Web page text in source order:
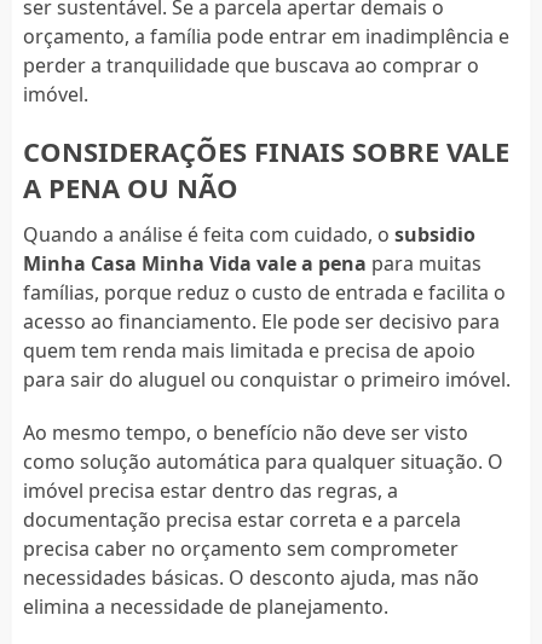
ser sustentável. Se a parcela apertar demais o
orçamento, a família pode entrar em inadimplência e
perder a tranquilidade que buscava ao comprar o
imóvel.
CONSIDERAÇÕES FINAIS SOBRE VALE
A PENA OU NÃO
Quando a análise é feita com cuidado, o subsidio
Minha Casa Minha Vida vale a pena para muitas
famílias, porque reduz o custo de entrada e facilita o
acesso ao financiamento. Ele pode ser decisivo para
quem tem renda mais limitada e precisa de apoio
para sair do aluguel ou conquistar o primeiro imóvel.
Ao mesmo tempo, o benefício não deve ser visto
como solução automática para qualquer situação. O
imóvel precisa estar dentro das regras, a
documentação precisa estar correta e a parcela
precisa caber no orçamento sem comprometer
necessidades básicas. O desconto ajuda, mas não
elimina a necessidade de planejamento.